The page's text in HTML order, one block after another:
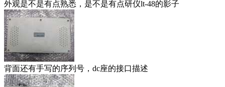
外观是不是有点熟悉，是不是有点研仪lt-48的影子
背面还有手写的序列号，dc座的接口描述